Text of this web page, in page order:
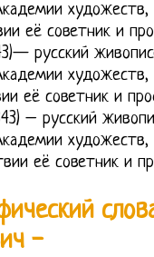
художеств,
её советник и
русский
художеств,
её советник и
– русский
художеств,
её советник и
-